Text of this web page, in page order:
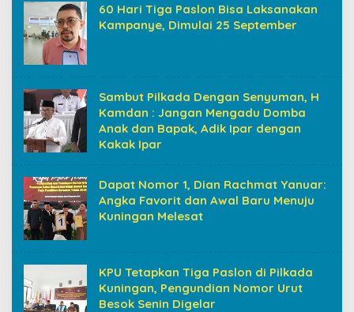
60 Hari Tiga Paslon Bisa Laksanakan
Kampanye, Dimulai 25 September
Sambut Pilkada Dengan Senyuman, H
Kamdan : Jangan Mengadu Domba
Anak dan Bapak, Adik Ipar dengan
Kakak Ipar
Dapat Nomor 1, Dian Rachmat Yanuar:
Angka Favorit dan Awal Baru Menuju
Kuningan Melesat
KPU Tetapkan Tiga Paslon di Pilkada
Kuningan, Pengundian Nomor Urut
Besok Senin Digelar